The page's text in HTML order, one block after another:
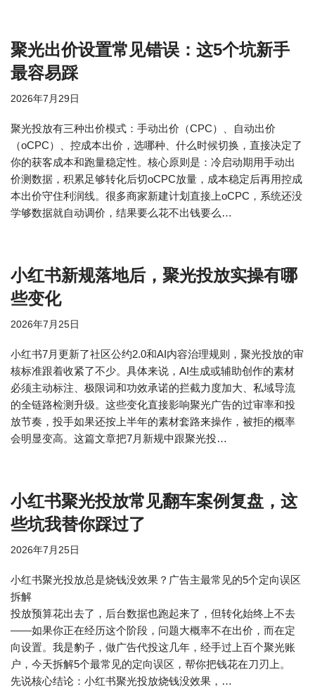
聚光出价设置常见错误：这5个坑新手
最容易踩
2026年7月29日
聚光投放有三种出价模式：手动出价（CPC）、自动出价
（oCPC）、控成本出价，选哪种、什么时候切换，直接决定了
你的获客成本和跑量稳定性。核心原则是：冷启动期用手动出
价测数据，积累足够转化后切oCPC放量，成本稳定后再用控成
本出价守住利润线。很多商家新建计划直接上oCPC，系统还没
学够数据就自动调价，结果要么花不出钱要么…
小红书新规落地后，聚光投放实操有哪
些变化
2026年7月25日
小红书7月更新了社区公约2.0和AI内容治理规则，聚光投放的审
核标准跟着收紧了不少。具体来说，AI生成或辅助创作的素材
必须主动标注、极限词和功效承诺的拦截力度加大、私域导流
的全链路检测升级。这些变化直接影响聚光广告的过审率和投
放节奏，投手如果还按上半年的素材套路来操作，被拒的概率
会明显变高。这篇文章把7月新规中跟聚光投…
小红书聚光投放常见翻车案例复盘，这
些坑我替你踩过了
2026年7月25日
小红书聚光投放总是烧钱没效果？广告主最常见的5个定向误区
拆解
投放预算花出去了，后台数据也跑起来了，但转化始终上不去
——如果你正在经历这个阶段，问题大概率不在出价，而在定
向设置。我是豹子，做广告代投这几年，经手过上百个聚光账
户，今天拆解5个最常见的定向误区，帮你把钱花在刀刃上。
先说核心结论：小红书聚光投放烧钱没效果，…